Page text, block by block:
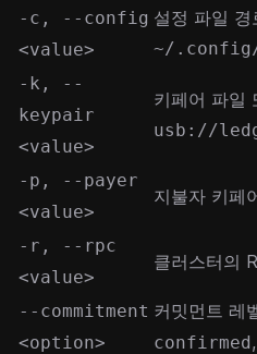
-c, --config
<value>
설정 파일 경
~/
-k, --
keypair
<value>
키페어 파일
usb://
-p, --payer
<value>
지불자 키페
-r, --rpc
<value>
클러스터의
--commitment
<option>
커밋먼트 레
confirmed